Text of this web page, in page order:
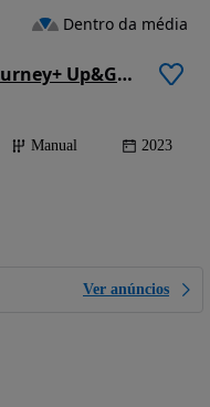
Dacia Duster 1.0 TCe ECO-G Journey+ Up&Go Bi-Fuel
Manual 2023
Ver anúncios
Dentro da média